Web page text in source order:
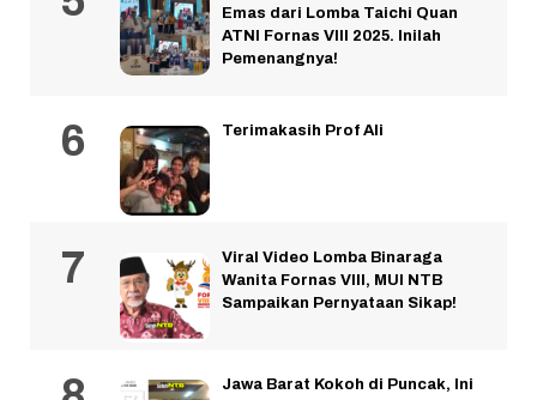
Emas dari Lomba Taichi Quan
ATNI Fornas VIII 2025. Inilah
Pemenangnya!
Terimakasih Prof Ali
Viral Video Lomba Binaraga
Wanita Fornas VIII, MUI NTB
Sampaikan Pernyataan Sikap!
Jawa Barat Kokoh di Puncak, Ini